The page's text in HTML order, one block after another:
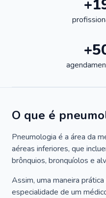
O que é
Pneumologia é a área da
aéreas inferiores, que
brônquios, bronquíolos e
Assim, uma maneira
especialidade de um